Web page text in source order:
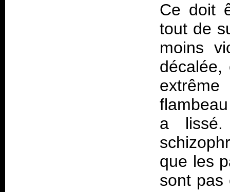
Ce doit
tout de
moins
décalée,
a
que les
sont pas